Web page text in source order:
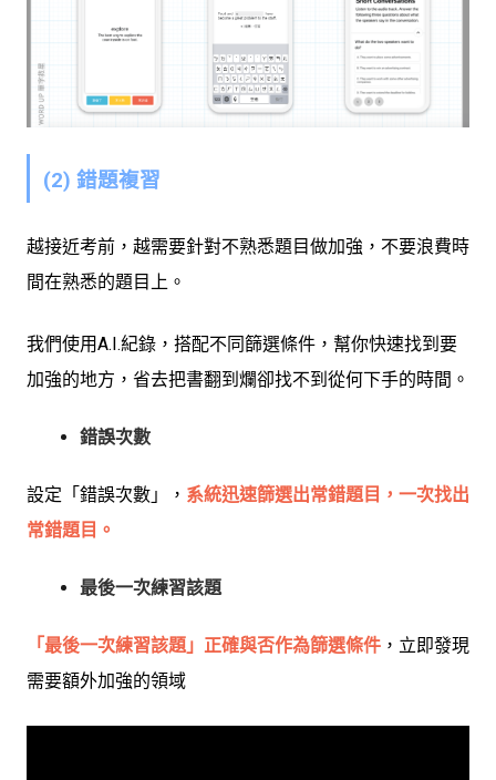
(2) 錯題複習
越接近考前，越需要針對不熟悉題目做加強，不要浪費時
間在熟悉的題目上。
我們使用A.I.紀錄，搭配不同篩選條件，幫你快速找到要
加強的地方，省去把書翻到爛卻找不到從何下手的時間。
錯誤次數
設定「錯誤次數」， 系統迅速篩選出常錯題目，一次找出
常錯題目。
最後一次練習該題
「最後一次練習該題」正確與否作為篩選條件 ，立即發現
需要額外加強的領域